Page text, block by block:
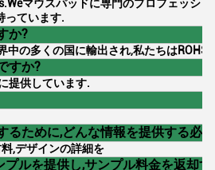
マウスパッドに専門のプロフェッシ
っています.
か?
中の多くの国に輸出され,私たちは
すか?
提供しています.
るために,どんな情報を提供する必
,デザインの詳細を
プルを提供し,サンプル料金を返却